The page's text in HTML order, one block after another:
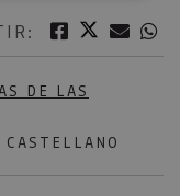
Facebook
Twitter
DE LAS